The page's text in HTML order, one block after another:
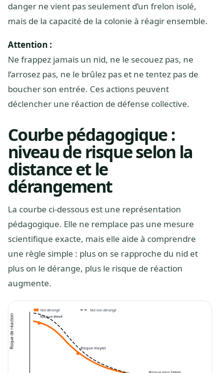
danger ne vient pas seulement d’un frelon isolé,
mais de la capacité de la colonie à réagir ensemble.
Attention :
Ne frappez jamais un nid, ne le secouez pas, ne
l’arrosez pas, ne le brûlez pas et ne tentez pas de
boucher son entrée. Ces actions peuvent
déclencher une réaction de défense collective.
Courbe pédagogique :
niveau de risque selon la
distance et le
dérangement
La courbe ci-dessous est une représentation
pédagogique. Elle ne remplace pas une mesure
scientifique exacte, mais elle aide à comprendre
une règle simple : plus on se rapproche du nid et
plus on le dérange, plus le risque de réaction
augmente.
Risque de réaction Risque élevé
Risque moyen
Nid dérangé Nid non dérangé